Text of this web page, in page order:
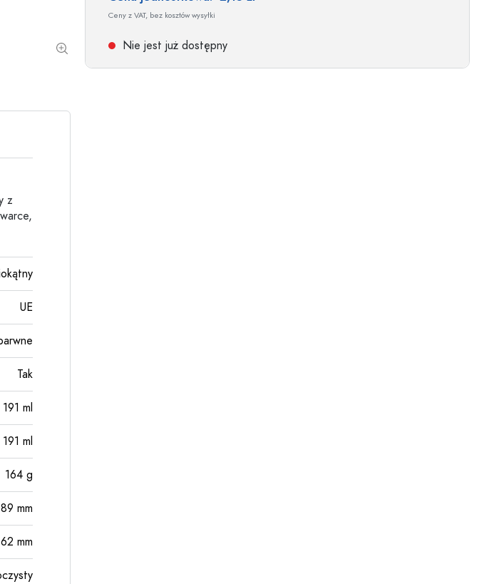
Ceny z VAT, bez kosztów wysyłki
Nie jest już dostępny
z
UE
Tak
191 ml
191 ml
164 g
89 mm
62 mm